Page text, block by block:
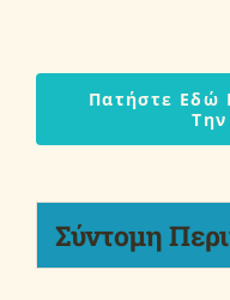
Πατήστε Εδώ
Σύντομη